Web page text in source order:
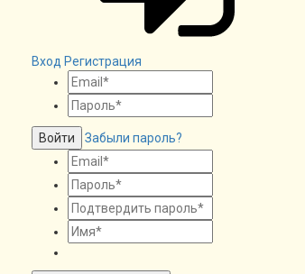
Вход Регистрация
Войти Забыли пароль?